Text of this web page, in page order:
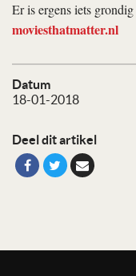
Datum
18-01-2018
Deel dit artikel
Er is ergens iets
moviesthatmatter.nl